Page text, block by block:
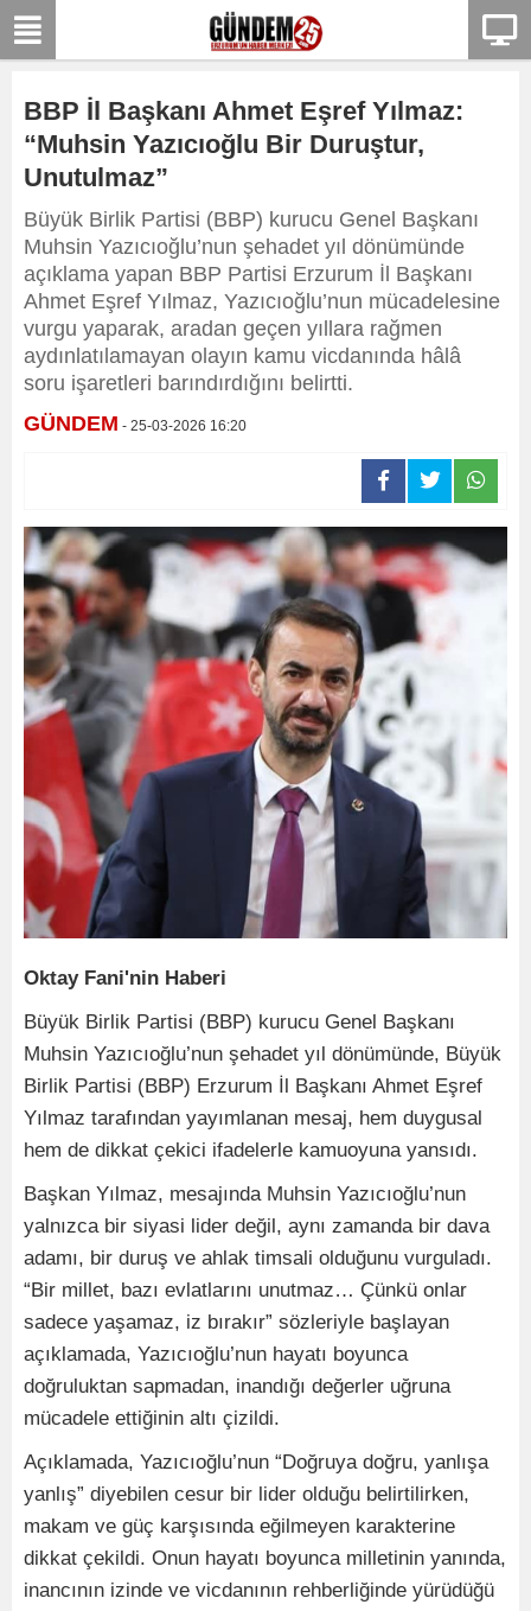
BBP İl Başkanı Ahmet Eşref Yılmaz:
“Muhsin Yazıcıoğlu Bir Duruştur,
Unutulmaz”
Büyük Birlik Partisi (BBP) kurucu Genel Başkanı
Muhsin Yazıcıoğlu’nun şehadet yıl dönümünde
açıklama yapan BBP Partisi Erzurum İl Başkanı
Ahmet Eşref Yılmaz, Yazıcıoğlu’nun mücadelesine
vurgu yaparak, aradan geçen yıllara rağmen
aydınlatılamayan olayın kamu vicdanında hâlâ
soru işaretleri barındırdığını belirtti.
GÜNDEM - 25-03-2026 16:20
Oktay Fani'nin Haberi
Büyük Birlik Partisi (BBP) kurucu Genel Başkanı
Muhsin Yazıcıoğlu’nun şehadet yıl dönümünde, Büyük
Birlik Partisi (BBP) Erzurum İl Başkanı Ahmet Eşref
Yılmaz tarafından yayımlanan mesaj, hem duygusal
hem de dikkat çekici ifadelerle kamuoyuna yansıdı.
Başkan Yılmaz, mesajında Muhsin Yazıcıoğlu’nun
yalnızca bir siyasi lider değil, aynı zamanda bir dava
adamı, bir duruş ve ahlak timsali olduğunu vurguladı.
“Bir millet, bazı evlatlarını unutmaz… Çünkü onlar
sadece yaşamaz, iz bırakır” sözleriyle başlayan
açıklamada, Yazıcıoğlu’nun hayatı boyunca
doğruluktan sapmadan, inandığı değerler uğruna
mücadele ettiğinin altı çizildi.
Açıklamada, Yazıcıoğlu’nun “Doğruya doğru, yanlışa
yanlış” diyebilen cesur bir lider olduğu belirtilirken,
makam ve güç karşısında eğilmeyen karakterine
dikkat çekildi. Onun hayatı boyunca milletinin yanında,
inancının izinde ve vicdanının rehberliğinde yürüdüğü